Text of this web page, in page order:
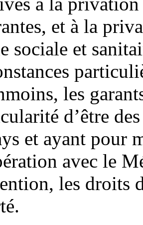
et à la
sociale et
les
d’être
et ayant pour
avec le
les droits